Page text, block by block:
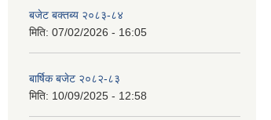
बजेट बक्तब्य २०८३-८४
मिति: 07/02/2026 - 16:05
बार्षिक बजेट २०८२-८३
मिति: 10/09/2025 - 12:58